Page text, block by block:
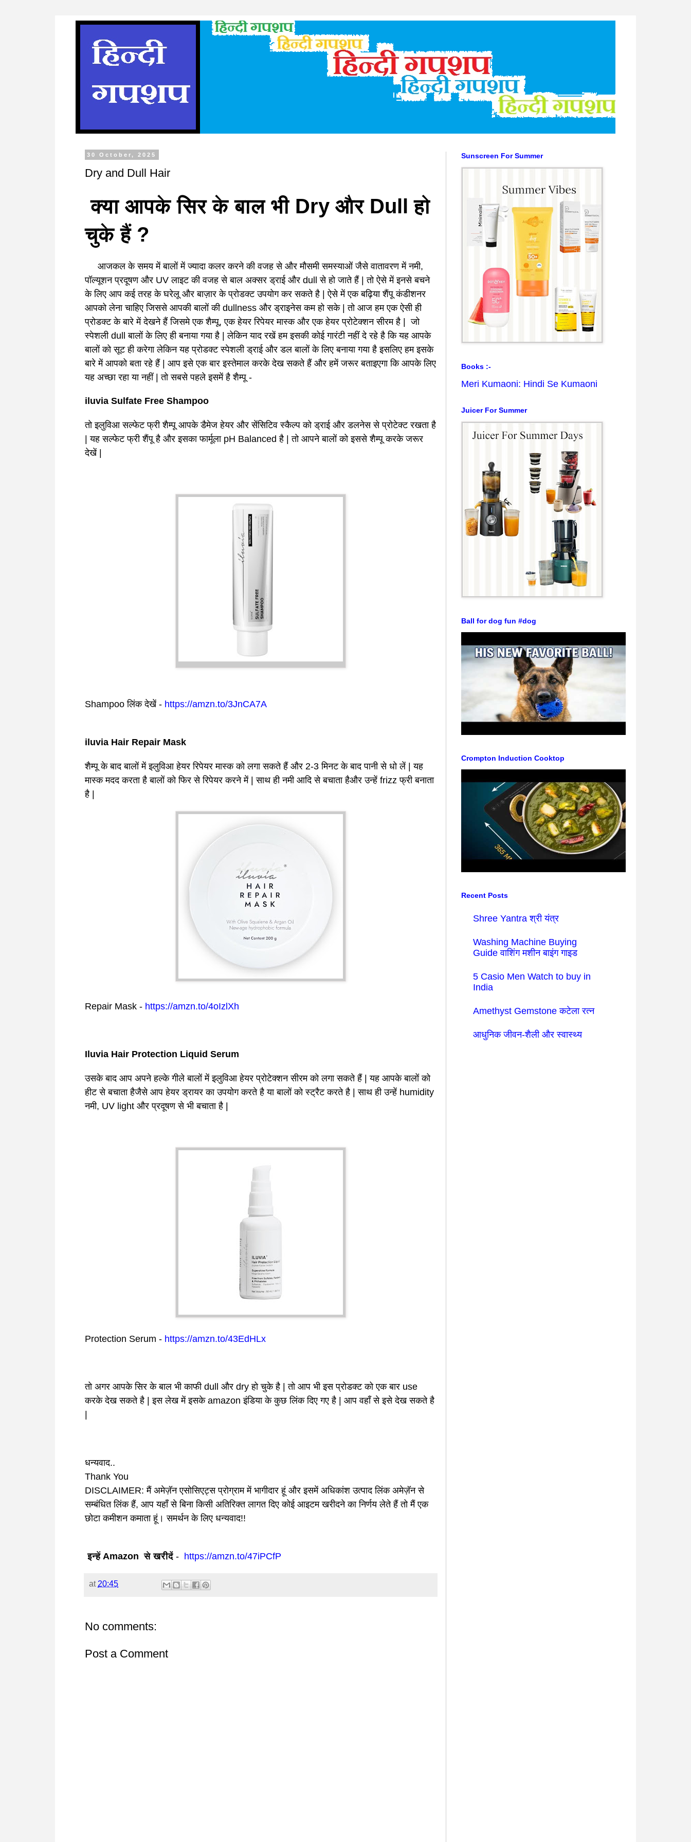
30 October, 2025
Dry and Dull Hair
क्या आपके सिर के बाल भी Dry और Dull हो
चुके हैं ?
आजकल के समय में बालों में ज्यादा कलर करने की वजह से और मौसमी समस्याओं जैसे वातावरण में नमी,
पॉल्यूशन प्रदूषण और UV लाइट की वजह से बाल अक्सर ड्राई और dull से हो जाते हैं | तो ऐसे में इनसे बचने
के लिए आप कई तरह के घरेलू और बाज़ार के प्रोडक्ट उपयोग कर सकते है |ऐसे में एक बढ़िया शैंपू कंडीशनर
आपको लेना चाहिए जिससे आपकी बालों की dullness और ड्राइनेस कम हो सके |तो आज हम एक ऐसी ही
प्रोडक्ट के बारे में देखने हैं जिसमे एक शैम्पू, एक हेयर रिपेयर मास्क और एक हेयर प्रोटेक्शन सीरम है | जो
स्पेशली dull बालों के लिए ही बनाया गया है | लेकिन याद रखें हम इसकी कोई गारंटी नहीं दे रहे है कि यह आपके
बालों को सूट ही करेगा लेकिन यह प्रोडक्ट स्पेशली ड्राई और डल बालों के लिए बनाया गया है इसलिए हम इसके
बारे में आपको बता रहे हैं | आप इसे एक बार इस्तेमाल करके देख सकते हैं और हमें जरूर बताइएगा कि आपके लिए
यह अच्छा रहा या नहीं | तो सबसे पहले इसमें है शैम्पू -
iluvia Sulfate Free Shampoo
तो इलुविआ सल्फेट फ्री शैम्पू आपके डैमेज हेयर और सेंसिटिव स्कैल्प को ड्राई और डलनेस से प्रोटेक्ट रखता है
| यह सल्फेट फ्री शैंपू है और इसका फार्मूला pH Balanced है | तो आपने बालों को इससे शैम्पू करके जरूर
देखें |
Shampooलिंक देखें - https://amzn.to/3JnCA7A
iluvia Hair Repair Mask
शैम्पू के बाद बालों मेंइलुविआ हेयर रिपेयर मास्क को लगा सकते हैं और 2-3 मिनट के बाद पानी से धो लें | यह
मास्क मदद करता है बालों को फिर से रिपेयर करने में | साथ ही नमी आदि से बचाता हैऔर उन्हें frizz फ्री बनाता
है |
Repair Mask - https://amzn.to/4oIzlXh
Iluvia Hair Protection Liquid Serum
उसके बाद आप अपने हल्के गीले बालों मेंइलुविआ हेयर प्रोटेक्शन सीरम को लगा सकते हैं | यह आपके बालों को
हीट से बचाता हैजैसे आप हेयर ड्रायर का उपयोग करते है या बालों को स्ट्रैट करते है | साथ ही उन्हें humidity
नमी, UV light और प्रदूषण से भी बचाता है |
Protection Serum - https://amzn.to/43EdHLx
तो अगर आपके सिर के बाल भी काफी dull और dry हो चुके है | तो आप भी इस प्रोडक्ट को एक बार use
करके देख सकते है | इस लेख में इसके amazon इंडिया के कुछ लिंक दिए गए है | आप वहाँ से इसे देख सकते है
धन्यवाद..
Thank You
DISCLAIMER:मैं अमेज़ॅन एसोसिएट्स प्रोग्राम में भागीदार हूं और इसमें अधिकांश उत्पाद लिंक अमेज़ॅन से
सम्बंधित लिंक हैं, आप यहाँ से बिना किसी अतिरिक्त लागत दिए कोई आइटम खरीदने का निर्णय लेते हैं तो मैं एक
छोटा कमीशन कमाता हूं। समर्थन के लिए धन्यवाद!!
इन्हें Amazon से खरीदें - https://amzn.to/47iPCfP
at 20:45
No comments:
Post a Comment
Sunscreen For Summer
Books :-
Meri Kumaoni: Hindi Se Kumaoni
Juicer For Summer
Ball for dog fun #dog
Crompton Induction Cooktop
Recent Posts
Shree Yantra श्री यंत्र
Washing Machine Buying
Guide वाशिंग मशीन बाइंग गाइड
5 Casio Men Watch to buy in
India
Amethyst Gemstone कटेला रत्न
आधुनिक जीवन-शैली और स्वास्थ्य